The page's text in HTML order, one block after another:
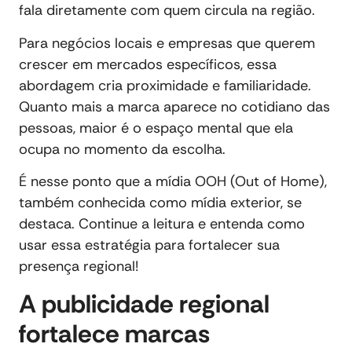
fala diretamente com quem circula na região.
Para negócios locais e empresas que querem
crescer em mercados específicos, essa
abordagem cria proximidade e familiaridade.
Quanto mais a marca aparece no cotidiano das
pessoas, maior é o espaço mental que ela
ocupa no momento da escolha.
É nesse ponto que a mídia OOH (Out of Home),
também conhecida como mídia exterior, se
destaca. Continue a leitura e entenda como
usar essa estratégia para fortalecer sua
presença regional!
A publicidade regional
fortalece marcas